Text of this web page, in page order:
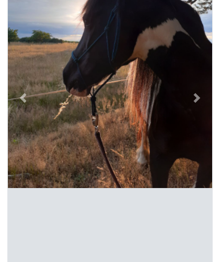
Previous Next